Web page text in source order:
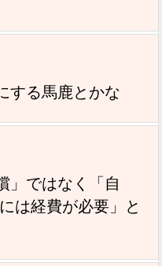
する馬鹿とかな
」ではなく「自
は経費が必要」と